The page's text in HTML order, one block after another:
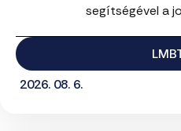
segítségével a
2026. 08. 6.